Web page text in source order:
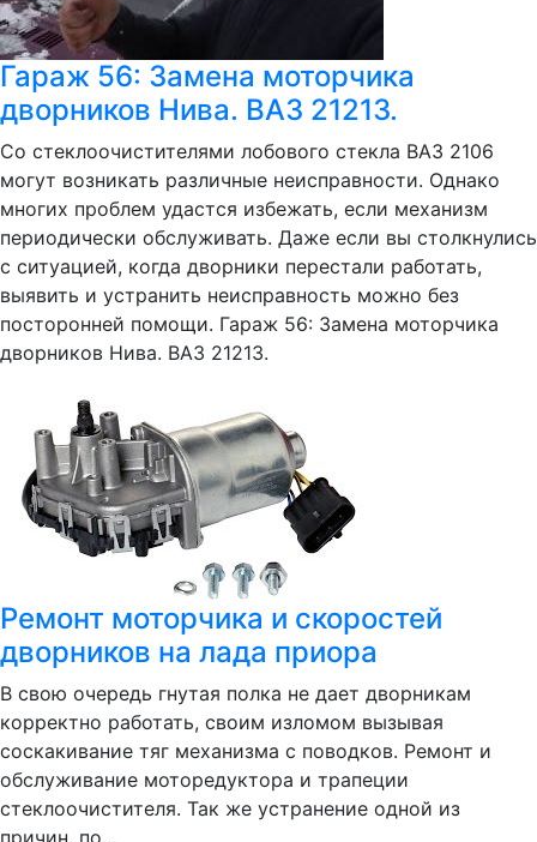
Гараж 56: Замена моторчика
дворников Нива. ВАЗ 21213.
Со стеклоочистителями лобового стекла ВАЗ 2106
могут возникать различные неисправности. Однако
многих проблем удастся избежать, если механизм
периодически обслуживать. Даже если вы столкнулись
с ситуацией, когда дворники перестали работать,
выявить и устранить неисправность можно без
посторонней помощи. Гараж 56: Замена моторчика
дворников Нива. ВАЗ 21213.
Ремонт моторчика и скоростей
дворников на лада приора
В свою очередь гнутая полка не дает дворникам
корректно работать, своим изломом вызывая
соскакивание тяг механизма с поводков. Ремонт и
обслуживание моторедуктора и трапеции
стеклоочистителя. Так же устранение одной из
причин, по...